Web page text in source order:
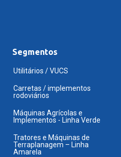
Segmentos
Utilitários / VUCS
Carretas / implementos
rodoviários
Máquinas Agrícolas e
Implementos - Linha Verde
Tratores e Máquinas de
Terraplanagem – Linha
Amarela